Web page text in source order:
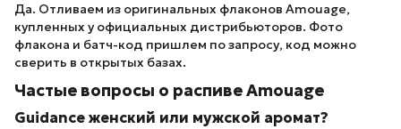
Да. Отливаем из оригинальных флаконов Amouage,
купленных у официальных дистрибьюторов. Фото
флакона и батч-код пришлем по запросу, код можно
сверить в открытых базах.
Частые вопросы о распиве Amouage
Guidance женский или мужской аромат?